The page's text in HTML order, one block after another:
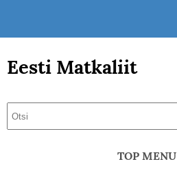
Eesti Matkaliit
TOP MENU